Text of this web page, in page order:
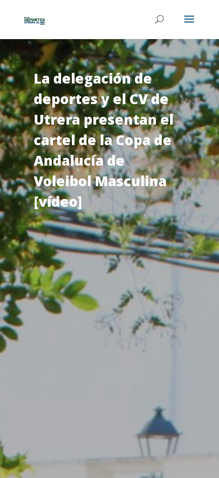
La delegación de
deportes y el CV de
Utrera presentan el
cartel de la Copa de
Andalucía de
Voleibol Masculina
[vídeo]